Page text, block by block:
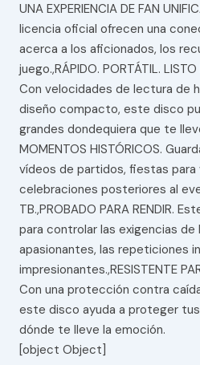
UNA EXPERIENCIA DE FAN
licencia oficial ofrecen una
acerca a los aficionados, los
juego.,RÁPIDO. PORTÁTIL.
Con velocidades de lectura de
diseño compacto, este disco
grandes dondequiera que te
MOMENTOS HISTÓRICOS.
vídeos de partidos, fiestas
celebraciones posteriores al
TB.,PROBADO PARA RENDIR.
para controlar las exigencias
apasionantes, las repeticiones
impresionantes.,RESISTENTE
Con una protección contra
este disco ayuda a proteger
dónde te lleve la emoción.
[object Object]